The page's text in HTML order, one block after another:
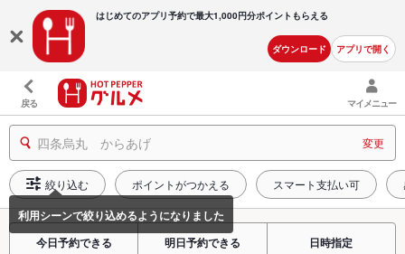
はじめてのアプリ予約で最大1,000円分ポイントもらえる
ダウンロード アプリで開く
戻る マイメニュー
四条烏丸 からあげ 変更
絞り込む ポイントがつかえる スマート支払い可
今日予約できる 明日予約できる 日時指定